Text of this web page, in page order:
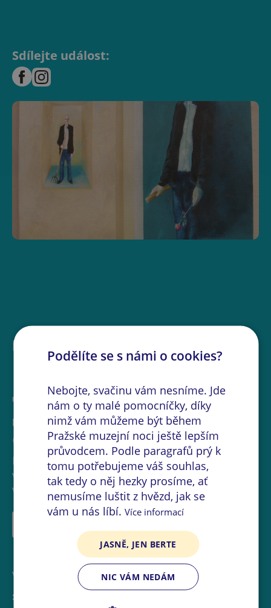
Sdílejte událost:
Další akce na místě
PROHLÍDKA
Prohlídka věže
Novoměstská radnice
Novoměstské radnice s překrásným
výhledem na noční Prahu z jejího ochozu
výstup po 221 schodech.
VÝSTAVA
STÁLÁ EXPOZICE v bývalém bytě věžníka
Podělíte se s námi o cookies?
Nebojte, svačinu vám nesníme. Jde
nám o ty malé pomocníčky, díky
nimž vám můžeme být během
Pražské muzejní noci ještě lepším
průvodcem. Podle paragrafů prý k
tomu potřebujeme váš souhlas,
tak tedy o něj hezky prosíme, ať
nemusíme luštit z hvězd, jak se
vám u nás líbí. Více informací
JASNĚ, JEN BERTE
NIC VÁM NEDÁM